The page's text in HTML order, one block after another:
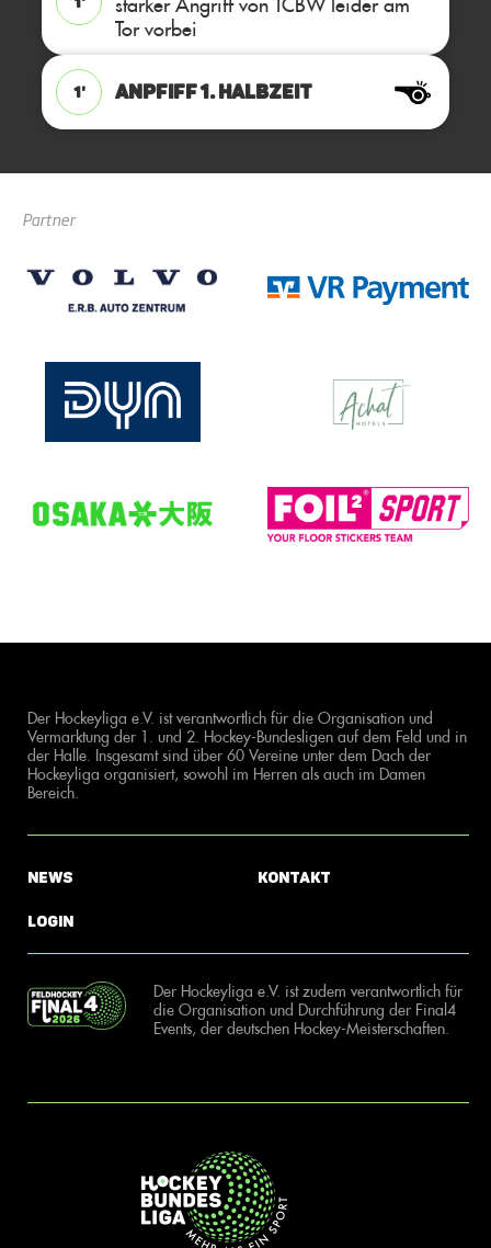
Tor vorbei
1' ANPFIFF 1. Halbzeit
Partner
Der Hockeyliga e.V. ist verantwortlich für die Organisation und
Vermarktung der 1. und 2. Hockey-Bundesligen auf dem Feld und in
der Halle. Insgesamt sind über 60 Vereine unter dem Dach der
Hockeyliga organisiert, sowohl im Herren als auch im Damen
Bereich.
News
Login
Kontakt
Der Hockeyliga e.V. ist zudem verantwortlich für
die Organisation und Durchführung der Final4
Events, der deutschen Hockey-Meisterschaften.